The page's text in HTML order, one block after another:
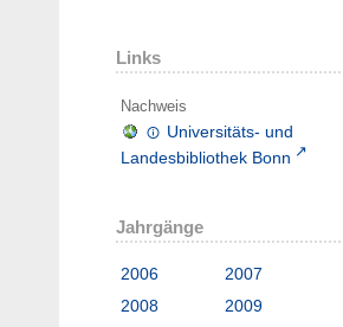
Links
Nachweis
Universitäts- und
Landesbibliothek Bonn
Jahrgänge
2006
2007
2008
2009